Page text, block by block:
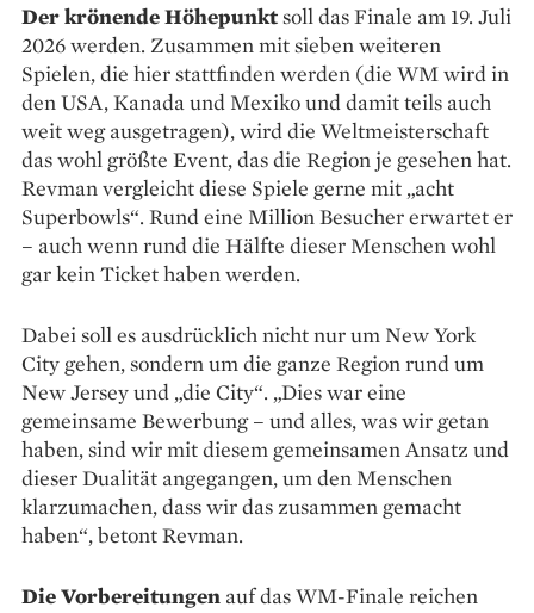
Der krönende Höhepunktsoll das Finale am 19. Juli
2026 werden. Zusammen mit sieben weiteren
Spielen, die hier stattfinden werden (die WM wird in
den USA, Kanada und Mexiko und damit teils auch
weit weg ausgetragen), wird die Weltmeisterschaft
das wohl größte Event, das die Region je gesehen hat.
Revman vergleicht diese Spiele gerne mit „acht
Superbowls“. Rund eine Million Besucher erwartet er
– auch wenn rund die Hälfte dieser Menschen wohl
gar kein Ticket haben werden.
Dabei soll es ausdrücklich nicht nur um New York
City gehen, sondern um die ganze Region rund um
New Jersey und „die City“. „Dies war eine
gemeinsame Bewerbung – und alles, was wir getan
haben, sind wir mit diesem gemeinsamen Ansatz und
dieser Dualität angegangen, um den Menschen
klarzumachen, dass wir das zusammen gemacht
haben“, betont Revman.
Die Vorbereitungen auf das WM-Finale reichen